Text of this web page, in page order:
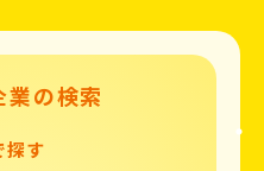
業の検索
探す